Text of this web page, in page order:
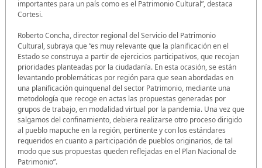
importantes para un país como es el Patrimonio Cultural”, destaca
Cortesi.
Roberto Concha, director regional del Servicio del Patrimonio
Cultural, subraya que “es muy relevante que la planificación en el
Estado se construya a partir de ejercicios participativos, que recojan
prioridades planteadas por la ciudadanía. En esta ocasión, se están
levantando problemáticas por región para que sean abordadas en
una planificación quinquenal del sector Patrimonio, mediante una
metodología que recoge en actas las propuestas generadas por
grupos de trabajo, en modalidad virtual por la pandemia. Una vez que
salgamos del confinamiento, debiera realizarse otro proceso dirigido
al pueblo mapuche en la región, pertinente y con los estándares
requeridos en cuanto a participación de pueblos originarios, de tal
modo que sus propuestas queden reflejadas en el Plan Nacional de
Patrimonio”.